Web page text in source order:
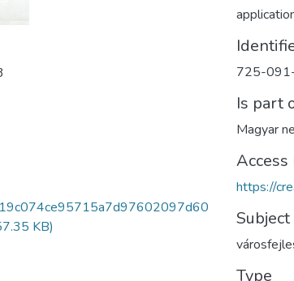
KB)
725-
Is part
Magyar
https://
Subject
Type